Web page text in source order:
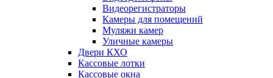
Видеорегистраторы
Камеры для помещений
Муляжи камер
Уличные камеры
Двери КХО
Кассовые лотки
Кассовые окна